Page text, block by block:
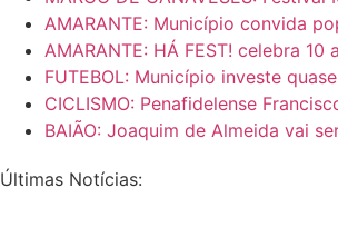
AMARANTE: Município convida
AMARANTE: HÁ FEST! celebra
FUTEBOL: Município investe
CICLISMO: Penafidelense
BAIÃO: Joaquim de Almeida vai
Últimas Notícias: